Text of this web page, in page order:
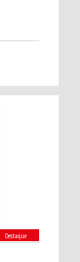
Destaque